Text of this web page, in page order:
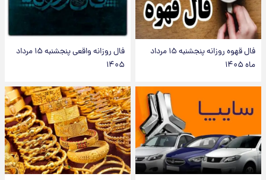
فال قهوه روزانه پنجشنبه ۱۵ مرداد
ماه ۱۴۰۵
فال روزانه واقعی پنجشنبه ۱۵ مرداد
۱۴۰۵